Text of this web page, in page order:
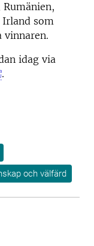
som
vinnaren.
idag via
.
och välfärd